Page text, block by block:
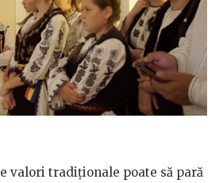
valori tradiționale poate să pară